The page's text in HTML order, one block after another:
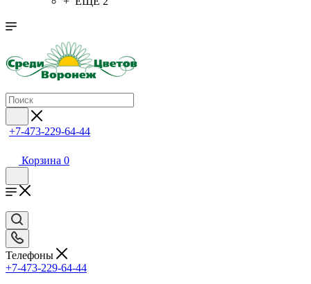
+7-473-229-64-44
Корзина 0
Телефоны
+7-473-229-64-44